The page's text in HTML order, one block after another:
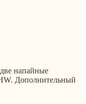
напайные
Дополнительный